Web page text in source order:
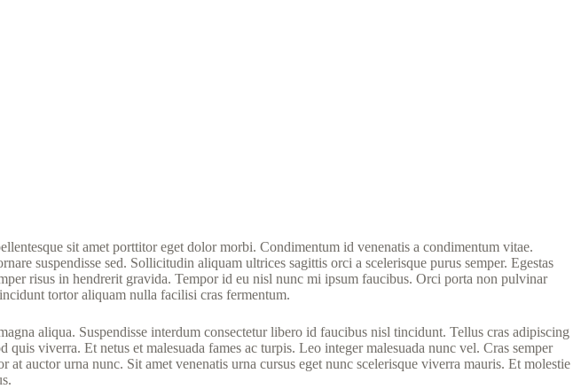
sit amet porttitor eget dolor morbi. Condimentum id venenatis a condimentum vitae.
suspendisse sed. Sollicitudin aliquam ultrices sagittis orci a scelerisque purus semper. Egestas
risus in hendrerit gravida. Tempor id eu nisl nunc mi ipsum faucibus. Orci porta non pulvinar
tortor aliquam nulla facilisi cras fermentum.
aliqua. Suspendisse interdum consectetur libero id faucibus nisl tincidunt. Tellus cras adipiscing
viverra. Et netus et malesuada fames ac turpis. Leo integer malesuada nunc vel. Cras semper
auctor urna nunc. Sit amet venenatis urna cursus eget nunc scelerisque viverra mauris. Et molestie